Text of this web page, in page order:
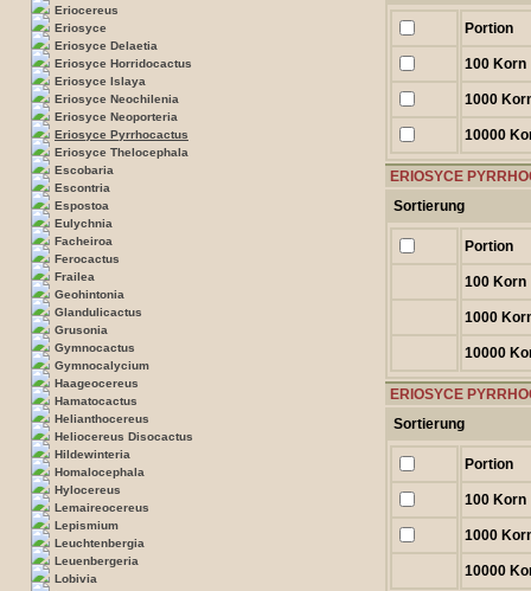
Eriocereus
Eriosyce
Eriosyce Delaetia
Eriosyce Horridocactus
Eriosyce Islaya
Eriosyce Neochilenia
Eriosyce Neoporteria
Eriosyce Pyrrhocactus
Eriosyce Thelocephala
Escobaria
Escontria
Espostoa
Eulychnia
Facheiroa
Ferocactus
Frailea
Geohintonia
Glandulicactus
Grusonia
Gymnocactus
Gymnocalycium
Haageocereus
Hamatocactus
Helianthocereus
Heliocereus Disocactus
Hildewinteria
Homalocephala
Hylocereus
Lemaireocereus
Lepismium
Leuchtenbergia
Leuenbergeria
Lobivia
Portion
100 Korn
1000
10000
ERIOSYCE
Sortierung
Portion
100 Korn
1000
10000
ERIOSYCE
Sortierung
Portion
100 Korn
1000
10000